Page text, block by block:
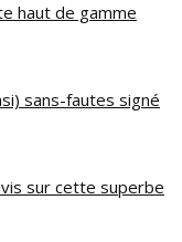
haut de gamme
sans-fautes signé
sur cette superbe